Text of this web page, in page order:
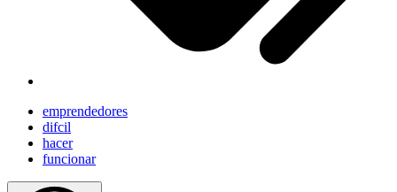
emprendedores
difcil
hacer
funcionar